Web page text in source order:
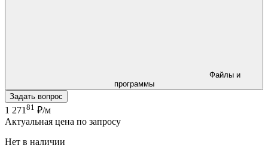
программы
Задать вопрос
1 271 81 ₽/м
Актуальная цена по запросу
Нет в наличии